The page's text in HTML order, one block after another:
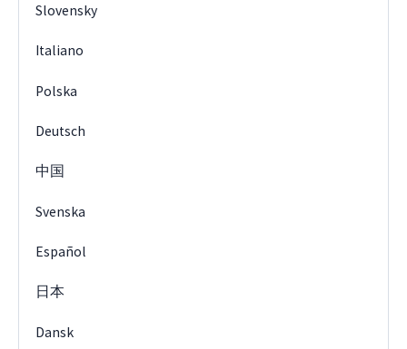
Slovensky
Italiano
Polska
Deutsch
中国
Svenska
Español
日本
Dansk